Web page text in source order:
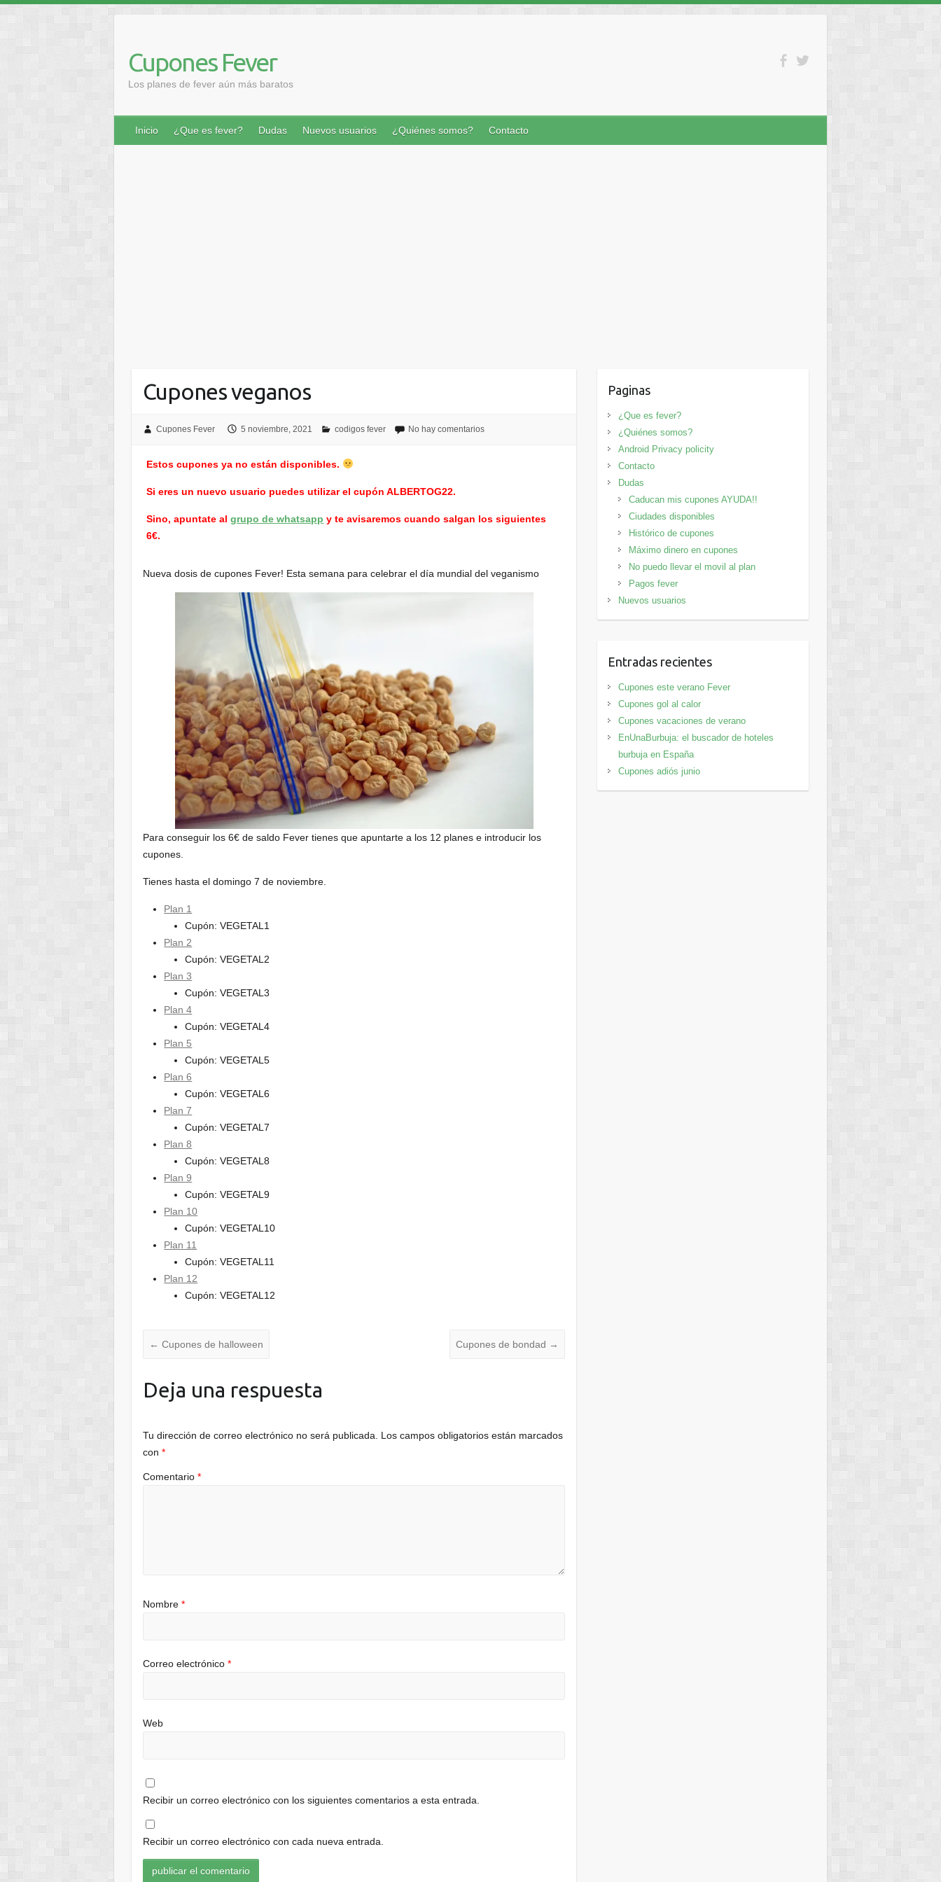
contenido
Cupones Fever
Los planes de fever aún más baratos
Inicio ¿Que es fever? Dudas Nuevos usuarios ¿Quiénes somos? Contacto
Cupones veganos
Cupones Fever 5 noviembre, 2021 codigos fever No hay comentarios
Estos cupones ya no están disponibles.
Si eres un nuevo usuario puedes utilizar el cupón ALBERTOG22.
Sino, apuntate algrupo de whatsapp y te avisaremos cuando salgan los siguientes
6€.
Nueva dosis de cupones Fever! Esta semana para celebrar el día mundial del veganismo
Para conseguir los 6€ de saldo Fever tienes que apuntarte a los 12 planes e introducir los
cupones.
Tienes hasta el domingo 7 de noviembre.
Plan 1
Cupón: VEGETAL1
Plan 2
Cupón: VEGETAL2
Plan 3
Cupón: VEGETAL3
Plan 4
Cupón: VEGETAL4
Plan 5
Cupón: VEGETAL5
Plan 6
Cupón: VEGETAL6
Plan 7
Cupón: VEGETAL7
Plan 8
Cupón: VEGETAL8
Plan 9
Cupón: VEGETAL9
Plan 10
Cupón: VEGETAL10
Plan 11
Cupón: VEGETAL11
Plan 12
Cupón: VEGETAL12
← Cupones de halloween Cupones de bondad →
Deja una respuesta
Tu dirección de correo electrónico no será publicada.
Los campos obligatorios están marcados
con*
Comentario*
Nombre*
Correo electrónico*
Web
Recibir un correo electrónico con los siguientes comentarios a esta entrada.
Recibir un correo electrónico con cada nueva entrada.
Paginas
¿Que es fever?
¿Quiénes somos?
Android Privacy policity
Contacto
Dudas
Caducan mis cupones AYUDA!!
Ciudades disponibles
Histórico de cupones
Máximo dinero en cupones
No puedo llevar el movil al plan
Pagos fever
Nuevos usuarios
Entradas recientes
Cupones este verano Fever
Cupones gol al calor
Cupones vacaciones de verano
EnUnaBurbuja: el buscador de hoteles
burbuja en España
Cupones adiós junio